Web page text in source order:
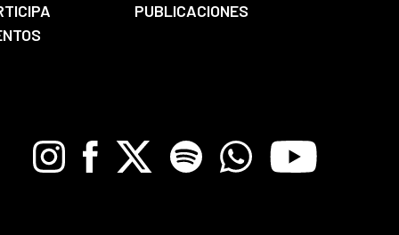
PUBLICACIONES
InstagramFacebook
X Spotify WhatsappYoutube